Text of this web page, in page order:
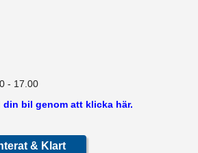
- 17.00
bil genom att klicka här.
& Klart